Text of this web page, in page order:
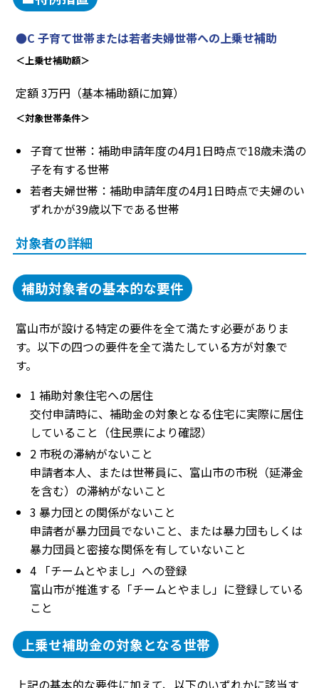
●C 子育て世帯または若者夫婦世帯への上乗せ補助
＜上乗せ補助額＞
定額 3万円（基本補助額に加算）
＜対象世帯条件＞
子育て世帯：補助申請年度の4月1日時点で18歳未満の
子を有する世帯
若者夫婦世帯：補助申請年度の4月1日時点で夫婦のい
ずれかが39歳以下である世帯
対象者の詳細
補助対象者の基本的な要件
富山市が設ける特定の要件を全て満たす必要がありま
す。以下の四つの要件を全て満たしている方が対象で
す。
1 補助対象住宅への居住
交付申請時に、補助金の対象となる住宅に実際に居住
していること（住民票により確認）
2 市税の滞納がないこと
申請者本人、または世帯員に、富山市の市税（延滞金
を含む）の滞納がないこと
3 暴力団との関係がないこと
申請者が暴力団員でないこと、または暴力団もしくは
暴力団員と密接な関係を有していないこと
4 「チームとやまし」への登録
富山市が推進する「チームとやまし」に登録している
こと
上乗せ補助金の対象となる世帯
上記の基本的な要件に加えて、以下のいずれかに該当す